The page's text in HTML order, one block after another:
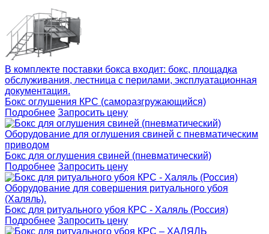
В комплекте поставки бокса входит: бокс, площадка
обслуживания, лестница с перилами, эксплуатационная
документация.
Бокс оглушения КРС (саморазгружающийся)
Подробнее Запросить цену
Оборудование для оглушения свиней с пневматическим
приводом
Бокс для оглушения свиней (пневматический)
Подробнее Запросить цену
Оборудование для совершения ритуального убоя
(Халяль).
Бокс для ритуального убоя КРС - Халяль (Россия)
Подробнее Запросить цену